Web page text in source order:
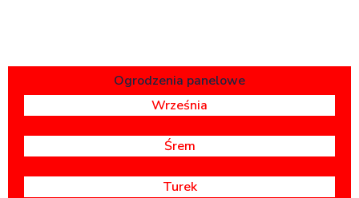
Ogrodzenia panelowe
Września
Śrem
Turek